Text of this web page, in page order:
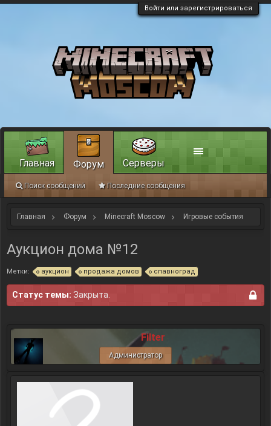
Войти или зарегистрироваться
Главная Форум Minecraft Moscow Игровые события
Аукцион дома №12
Метки: аукцион продажа домов спавноград
Статус темы: Закрыта.
Filter
Администратор
Главная Форум
Поиск сообщений Последние сообщения
Серверы